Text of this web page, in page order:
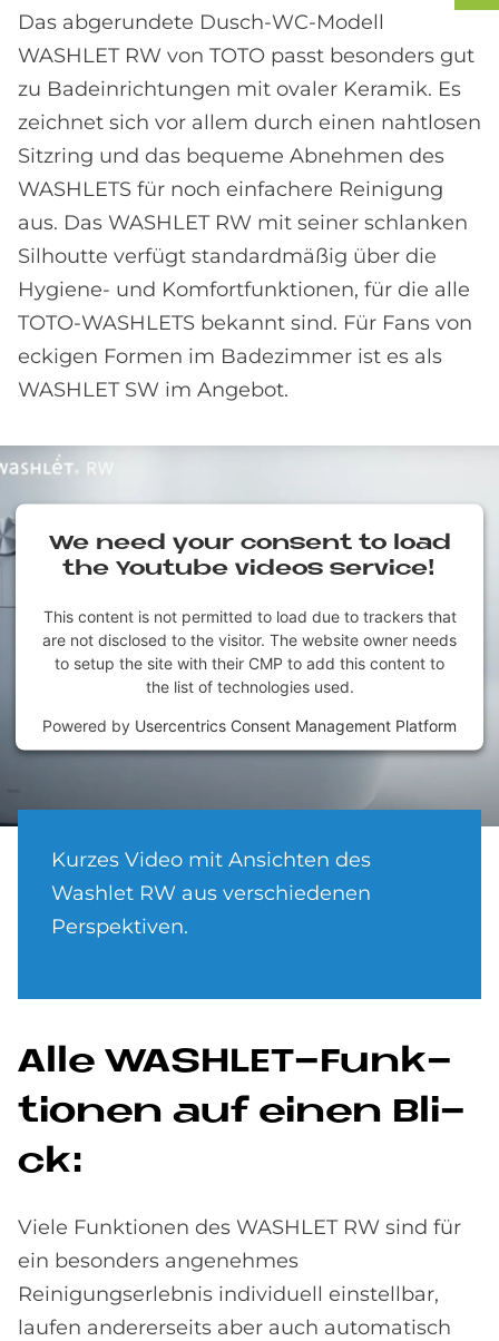
Das abgerundete Dusch-WC-Modell
WASHLET RW von TOTO passt besonders gut
zu Badeinrichtungen mit ovaler Keramik. Es
zeichnet sich vor allem durch einen nahtlosen
Sitzring und das bequeme Abnehmen des
WASHLETS für noch einfachere Reinigung
aus. Das WASHLET RW mit seiner schlanken
Silhoutte verfügt standardmäßig über die
Hygiene- und Komfortfunktionen, für die alle
TOTO-WASHLETS bekannt sind. Für Fans von
eckigen Formen im Badezimmer ist es als
WASHLET SW im Angebot.
We need your con­sent to load
the You­tube vi­de­os ser­vice!
This content is not permitted to load due to trackers that
are not disclosed to the visitor. The website owner needs
to setup the site with their CMP to add this content to
the list of technologies used.
Powered by Usercentrics Consent Management Platform
Kurzes Video mit Ansichten des
Washlet RW aus verschiedenen
Perspektiven.
Alle WA­SH­LET-Funk­
tio­nen auf einen Bli­
ck:
Viele Funktionen des WASHLET RW sind für
ein besonders angenehmes
Reinigungserlebnis individuell einstellbar,
laufen andererseits aber auch automatisch